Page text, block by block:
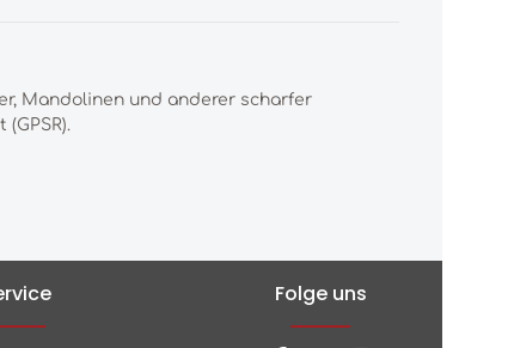
Mandolinen und anderer scharfer
Folge uns